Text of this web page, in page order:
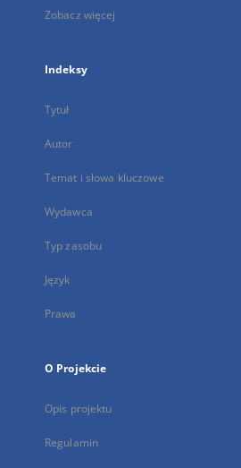
Zobacz więcej
Indeksy
Tytuł
Autor
Temat i słowa kluczowe
Wydawca
Typ zasobu
Język
Prawa
O Projekcie
Opis projektu
Regulamin